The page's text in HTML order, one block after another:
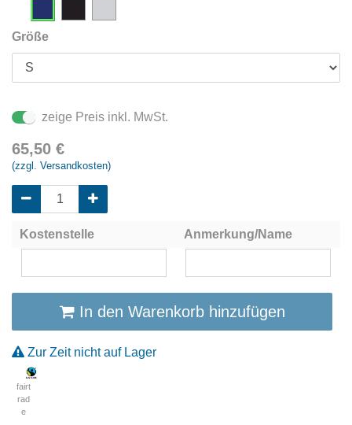
Größe
zeige Preis inkl. MwSt.
65,50 €
(zzgl. Versandkosten)
Kostenstelle Anmerkung/Name
In den Warenkorb hinzufügen
Zur Zeit nicht auf Lager
fairt
rad
e